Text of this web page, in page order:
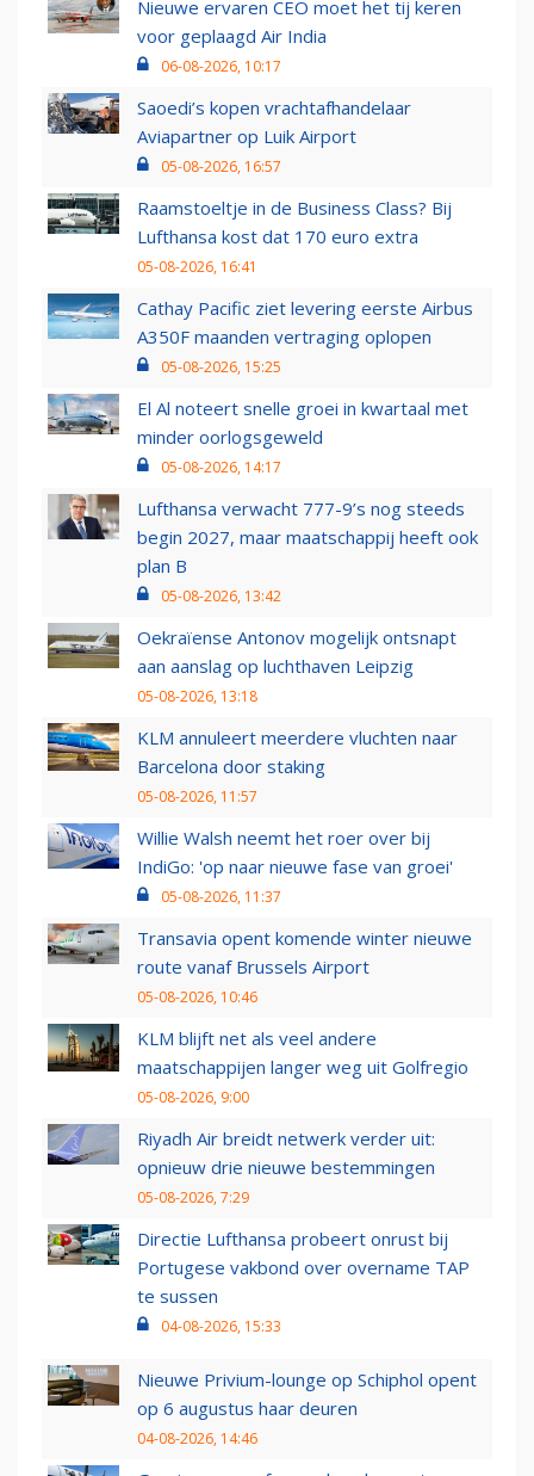
Nieuwe ervaren CEO moet het tij keren
voor geplaagd Air India
06-08-2026, 10:17
Saoedi’s kopen vrachtafhandelaar
Aviapartner op Luik Airport
05-08-2026, 16:57
Raamstoeltje in de Business Class? Bij
Lufthansa kost dat 170 euro extra
05-08-2026, 16:41
Cathay Pacific ziet levering eerste Airbus
A350F maanden vertraging oplopen
05-08-2026, 15:25
El Al noteert snelle groei in kwartaal met
minder oorlogsgeweld
05-08-2026, 14:17
Lufthansa verwacht 777-9’s nog steeds
begin 2027, maar maatschappij heeft ook
plan B
05-08-2026, 13:42
Oekraïense Antonov mogelijk ontsnapt
aan aanslag op luchthaven Leipzig
05-08-2026, 13:18
KLM annuleert meerdere vluchten naar
Barcelona door staking
05-08-2026, 11:57
Willie Walsh neemt het roer over bij
IndiGo: 'op naar nieuwe fase van groei'
05-08-2026, 11:37
Transavia opent komende winter nieuwe
route vanaf Brussels Airport
05-08-2026, 10:46
KLM blijft net als veel andere
maatschappijen langer weg uit Golfregio
05-08-2026, 9:00
Riyadh Air breidt netwerk verder uit:
opnieuw drie nieuwe bestemmingen
05-08-2026, 7:29
Directie Lufthansa probeert onrust bij
Portugese vakbond over overname TAP
te sussen
04-08-2026, 15:33
Nieuwe Privium-lounge op Schiphol opent
op 6 augustus haar deuren
04-08-2026, 14:46